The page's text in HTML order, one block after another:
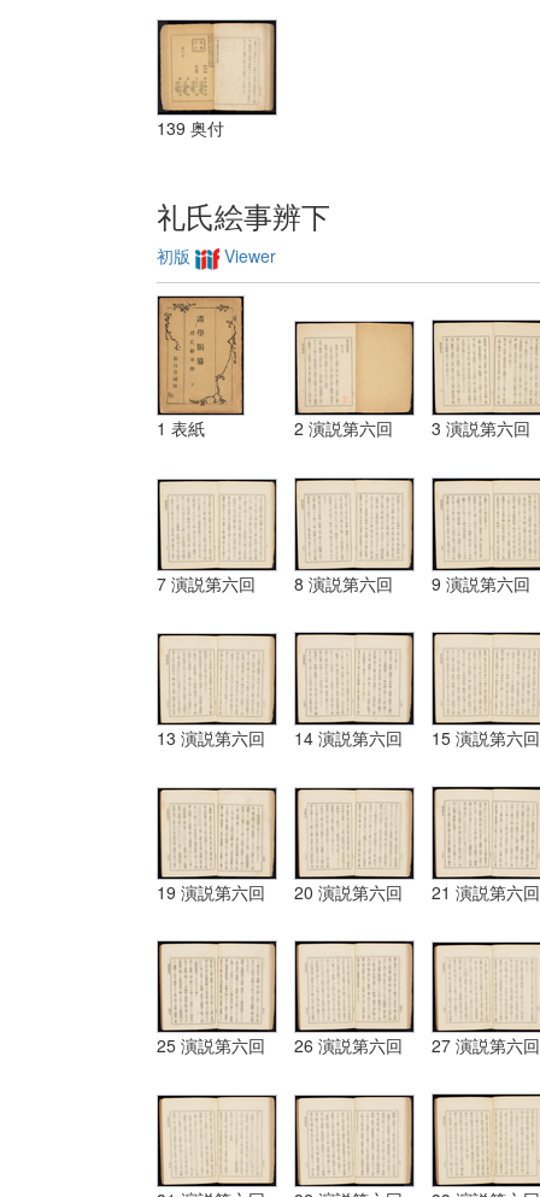
139 奥付
礼氏絵事辨下
初版 Viewer
1 表紙 2 演説第六回 3 演説第六回
7 演説第六回 8 演説第六回 9 演説第六回
13 演説第六回 14 演説第六回 15 演説第六回
19 演説第六回 20 演説第六回 21 演説第六回
25 演説第六回 26 演説第六回 27 演説第六回